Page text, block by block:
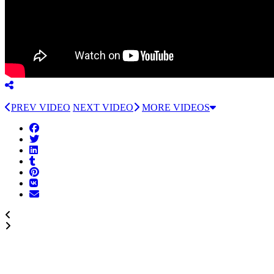
PREV VIDEO NEXT VIDEO MORE VIDEOS